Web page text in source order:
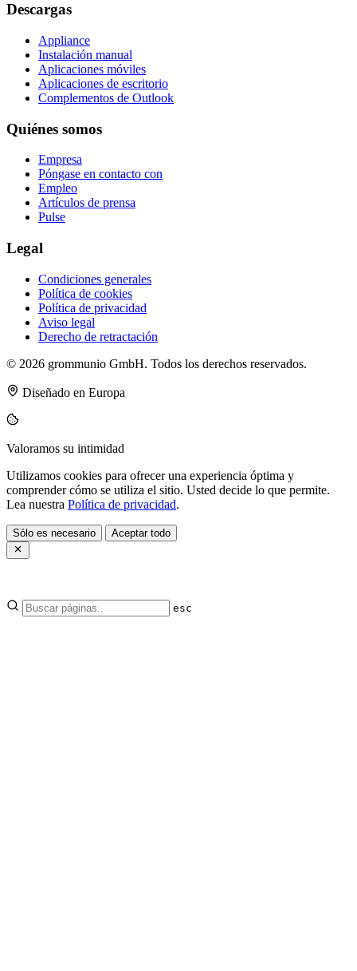
Descargas
Appliance
Instalación manual
Aplicaciones móviles
Aplicaciones de escritorio
Complementos de Outlook
Quiénes somos
Empresa
Póngase en contacto con
Empleo
Artículos de prensa
Pulse
Legal
Condiciones generales
Política de cookies
Política de privacidad
Aviso legal
Derecho de retractación
© 2026 grommunio GmbH. Todos los derechos reservados.
Diseñado en Europa
Valoramos su intimidad
Utilizamos cookies para ofrecer una experiencia óptima y
comprender cómo se utiliza el sitio. Usted decide lo que permite.
Lea nuestra Política de privacidad.
Sólo es necesario Aceptar todo
esc